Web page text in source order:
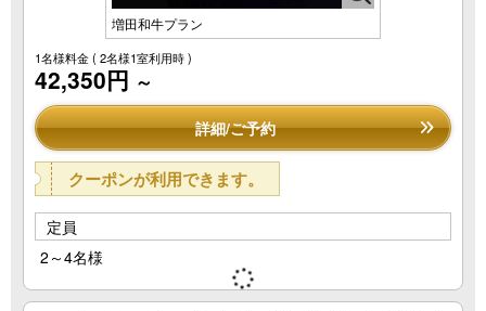
増田和牛プラン
1名様料金( 2名様1室利用時 )
42,350円 ～
詳細/ご予約
クーポンが利用できます。
定員
2～4名様